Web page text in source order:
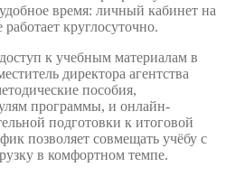
время: личный кабинет на
круглосуточно.
к учебным материалам в
директора агентства
пособия,
программы, и онлайн-
подготовки к итоговой
позволяет совмещать учёбу с
в комфортном темпе.